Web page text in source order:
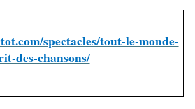
spectacles/tout-le-monde-
des-chansons/